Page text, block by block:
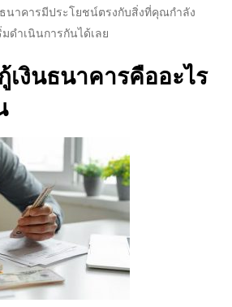
นาคารมีประโยชน์ตรงกับสิ่งที่คุณกำลัง
ดำเนินการกันได้เลย
เงินธนาคารคืออะไร